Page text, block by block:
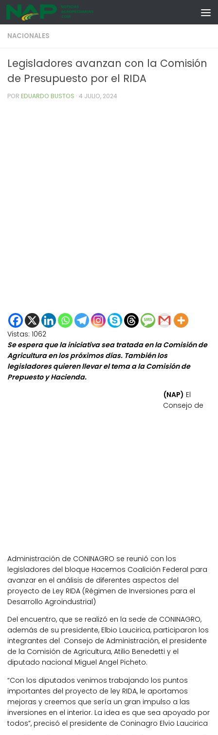
Skip to content
NACIONALES
Legisladores avanzan con la Comisión
de Presupuesto por el RIDA
POR EDUARDO BUSTOS · 4 JULIO, 2024
Vistas: 1062
Se espera que la iniciativa sea tratada en la Comisión de
Agricultura en los próximos días. También los
legisladores quieren llevar el tema a la Comisión de
Prepuesto y Hacienda.
(NAP) El
Consejo de
Administración de CONINAGRO se reunió con los
legisladores del bloque Hacemos Coalición Federal para
avanzar en el análisis de diferentes aspectos del
proyecto de Ley RIDA (Régimen de Inversiones para el
Desarrollo Agroindustrial)
Del encuentro, que se realizó en la sede de CONINAGRO,
además de su presidente, Elbio Laucirica, participaron los
integrantes del Consejo de Administración, el presidente
de la Comisión de Agricultura, Atilio Benedetti y el
diputado nacional Miguel Angel Picheto.
“Con los diputados venimos trabajando los puntos
importantes del proyecto de ley RIDA, le aportamos
mejoras y creemos que sería un gran impulso a las
inversiones en el interior. La idea es que sea apoyado por
todos”, precisó el presidente de Coninagro Elvio Laucirica